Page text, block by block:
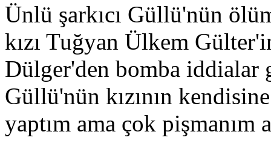
Ünlü şarkıcı Güllü'nün
kızı Tuğyan Ülkem
Dülger'den bomba iddialar
Güllü'nün kızının
yaptım ama çok